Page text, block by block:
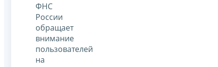
ФНС
России
обращает
внимание
пользователей
на